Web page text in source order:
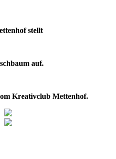
stellt
auf.
Kreativclub Mettenhof.